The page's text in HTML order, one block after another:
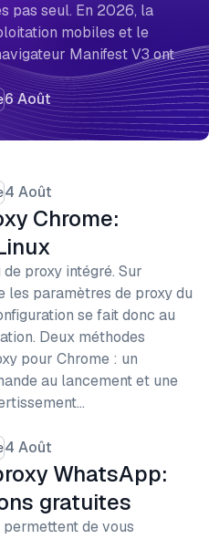
6 Août
pas seul. En 2026, la
mobiles et le
Manifest V3 ont
4 Août
Chrome:
de proxy intégré. Sur
les paramètres de proxy du
se fait donc au
Deux méthodes
pour Chrome : un
au lancement et une
4 Août
WhatsApp:
gratuites
de vous